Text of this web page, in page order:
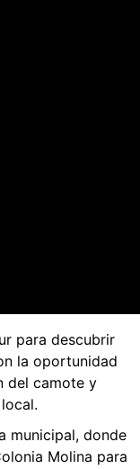
para descubrir
la oportunidad
del camote y
municipal, donde
Molina para